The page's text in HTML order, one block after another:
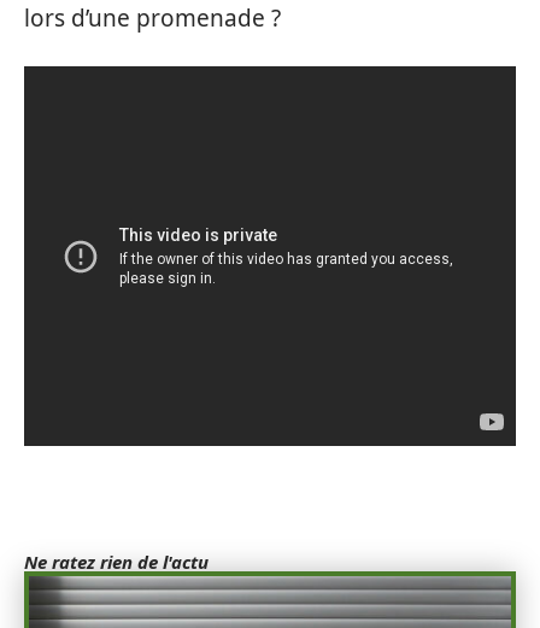
lors d’une promenade ?
Ne ratez rien de l'actu